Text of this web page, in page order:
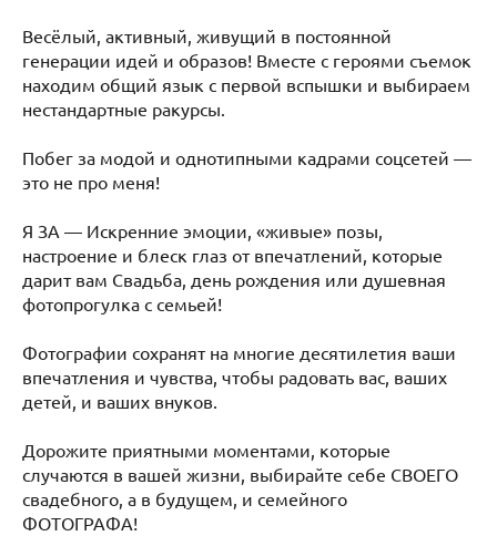
Весёлый, активный, живущий в постоянной
генерации идей и образов! Вместе с героями съемок
находим общий язык с первой вспышки и выбираем
нестандартные ракурсы.
Побег за модой и однотипными кадрами соцсетей —
это не про меня!
Я ЗА — Искренние эмоции, «живые» позы,
настроение и блеск глаз от впечатлений, которые
дарит вам Свадьба, день рождения или душевная
фотопрогулка с семьей!
Фотографии сохранят на многие десятилетия ваши
впечатления и чувства, чтобы радовать вас, ваших
детей, и ваших внуков.
Дорожите приятными моментами, которые
случаются в вашей жизни, выбирайте себе СВОЕГО
свадебного, а в будущем, и семейного
ФОТОГРАФА!